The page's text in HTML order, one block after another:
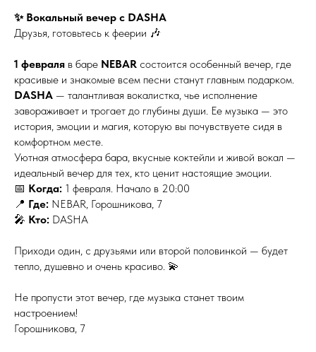
✨ Вокальный вечер с DASHA
Друзья, готовьтесь к феерии 🎶
1 февраля в баре NEBAR состоится особенный вечер, где
красивые и знакомые всем песни станут главным подарком.
DASHA — талантливая вокалистка, чье исполнение
завораживает и трогает до глубины души. Ее музыка — это
история, эмоции и магия, которую вы почувствуете сидя в
комфортном месте.
Уютная атмосфера бара, вкусные коктейли и живой вокал —
идеальный вечер для тех, кто ценит настоящие эмоции.
📅 Когда: 1 февраля. Начало в 20:00
📍 Где: NEBAR, Горошникова, 7
🎤 Кто: DASHA
Приходи один, с друзьями или второй половинкой — будет
тепло, душевно и очень красиво. 💫
Не пропусти этот вечер, где музыка станет твоим
настроением!
Горошникова, 7